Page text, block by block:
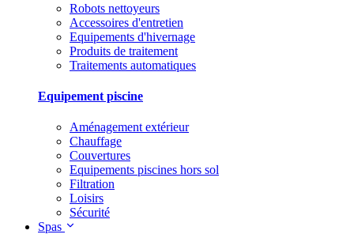
Robots nettoyeurs
Accessoires d'entretien
Equipements d'hivernage
Produits de traitement
Traitements automatiques
Equipement piscine
Aménagement extérieur
Chauffage
Couvertures
Equipements piscines hors sol
Filtration
Loisirs
Sécurité
Spas